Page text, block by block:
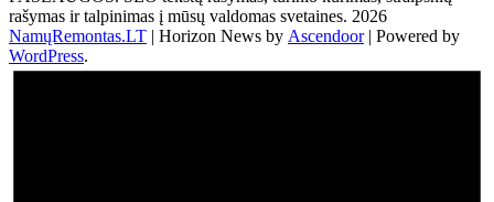
rašymas ir talpinimas į mūsų valdomas svetaines. 2026
NamųRemontas.LT | Horizon News by Ascendoor| Powered by
WordPress.